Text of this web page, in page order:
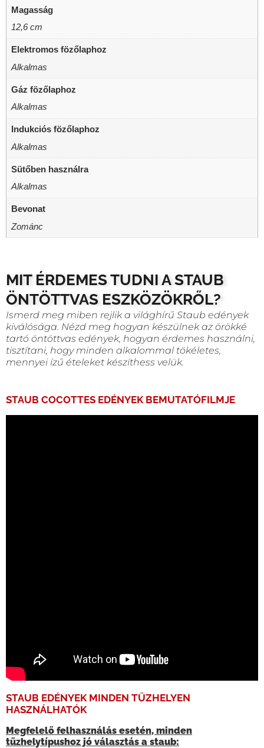
Magasság
12,6 cm
Elektromos fözőlaphoz
Alkalmas
Gáz fözőlaphoz
Alkalmas
Indukciós fözőlaphoz
Alkalmas
Sütőben használra
Alkalmas
Bevonat
Zománc
MIT ÉRDEMES TUDNI A STAUB
ÖNTÖTTVAS ESZKÖZÖKRŐL?
Ismerd meg miben rejlik a világhírű Staub edények
kiválósága. Nézd meg hogyan készülnek az örökké
tartó öntöttvas edények, hogyan érdemes használni,
tisztítani, hogy minden alkalommal tökéletes,
mennyei ízű ételeket készíthess velük.
STAUB COCOTTES EDÉNYEK BEMUTATÓFILMJE
STAUB EDÉNYEK MINDEN TŰZHELYEN
HASZNÁLHATÓK
Megfelelő felhasználás esetén, minden
tűzhelytípushoz jó választás a staub: